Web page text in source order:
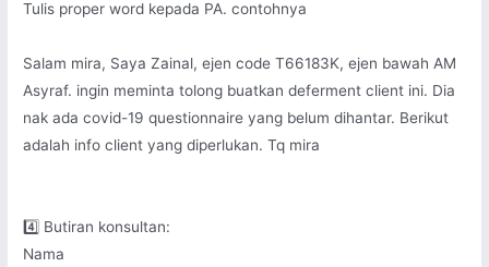
Tulis proper word kepada PA. contohnya
Salam mira, Saya Zainal, ejen code T66183K, ejen bawah AM
Asyraf. ingin meminta tolong buatkan deferment client ini. Dia
nak ada covid-19 questionnaire yang belum dihantar. Berikut
adalah info client yang diperlukan. Tq mira
4️⃣ Butiran konsultan:
Nama